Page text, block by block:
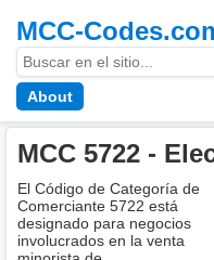
MCC-
About
MCC 5722 -
El Código de Categoría de
Comerciante 5722 está
designado para negocios
involucrados en la venta